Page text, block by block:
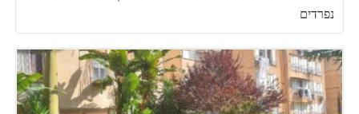
נפרדים